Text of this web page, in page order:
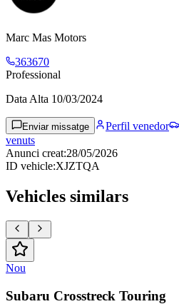
Marc Mas Motors
363670
Professional
Data Alta 10/03/2024
Enviar missatge Perfil venedor
venuts
Anunci creat:28/05/2026
ID vehicle:XJZTQA
Vehicles similars
Nou
Subaru Crosstreck Touring